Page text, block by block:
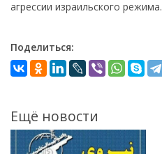
агрессии израильского режима.
Поделиться:
Ещё новости